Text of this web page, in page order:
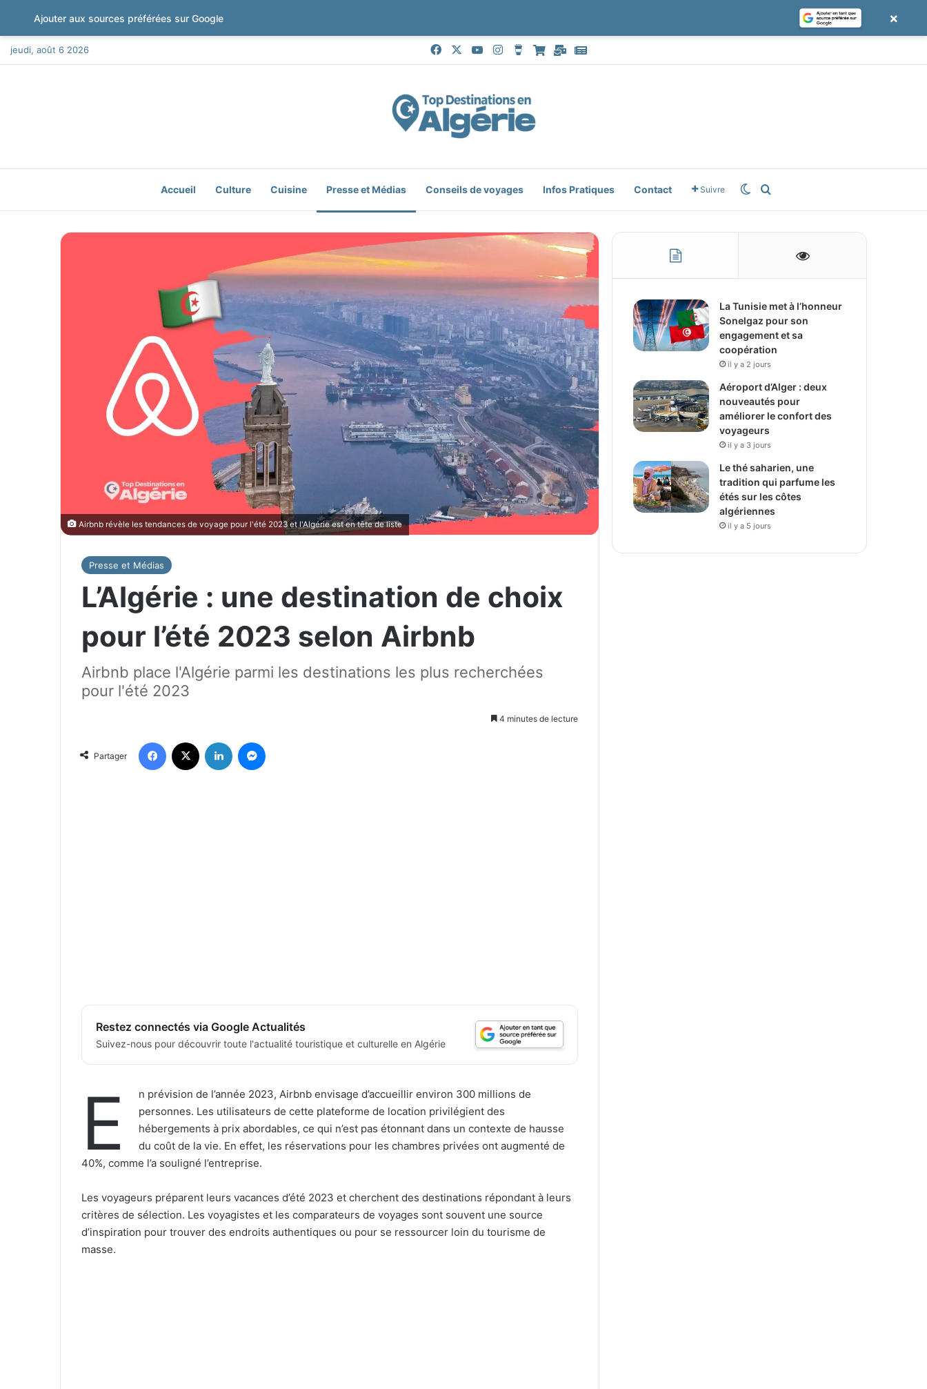
jeudi, août 6 2026 FacebookYouTubeInstagramBuy Me a Coffee
Boutique
MailGoogle News
Accueil Culture Cuisine Presse et Médias Conseils de voyages Infos Pratiques Contact Suivre Switch skin
Airbnb révèle les tendances de voyage pour l'été 2023 et l'Algérie est en tête de liste
Presse et Médias
L’Algérie : une destination de choix
pour l’été 2023 selon Airbnb
Airbnb place l'Algérie parmi les destinations les plus recherchées
pour l'été 2023
4 minutes de lecture
Partager
Restez connectés via Google Actualités
Suivez-nous pour découvrir toute l'actualité touristique et culturelle en Algérie
E
n prévision de l’année 2023, Airbnb envisage d’accueillir environ 300 millions de
personnes. Les utilisateurs de cette plateforme de location privilégient des
hébergements à prix abordables, ce qui n’est pas étonnant dans un contexte de hausse
du coût de la vie. En effet, les réservations pour les chambres privées ont augmenté de
40%, comme l’a souligné l’entreprise.
Les voyageurs préparent leurs vacances d’été 2023 et cherchent des destinations répondant à leurs
critères de sélection. Les voyagistes et les comparateurs de voyages sont souvent une source
d’inspiration pour trouver des endroits authentiques ou pour se ressourcer loin du tourisme de
masse.
La Tunisie met à l’honneur
Sonelgaz pour son
engagement et sa
coopération
il y a 2 jours
Aéroport d’Alger : deux
nouveautés pour
améliorer le confort des
voyageurs
il y a 3 jours
Le thé saharien, une
tradition qui parfume les
étés sur les côtes
algériennes
il y a 5 jours
Ajouter aux sources préférées sur Google ×